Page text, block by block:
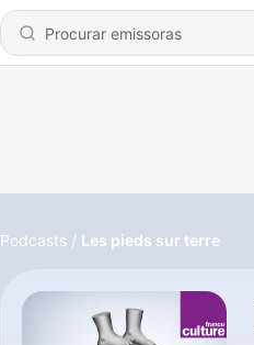
Podcasts Les pieds sur terre